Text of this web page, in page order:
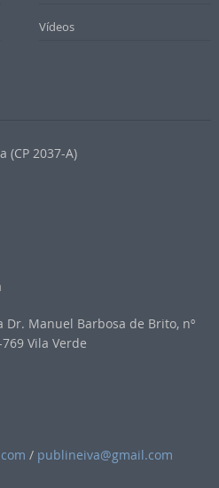
Vídeos
(CP 2037-A)
Dr. Manuel Barbosa de Brito, nº
Vila Verde
/ publineiva@gmail.com